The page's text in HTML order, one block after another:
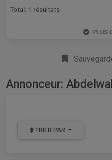
Total: 1 résultats
PLUS
Annonceur:
TRIER PAR